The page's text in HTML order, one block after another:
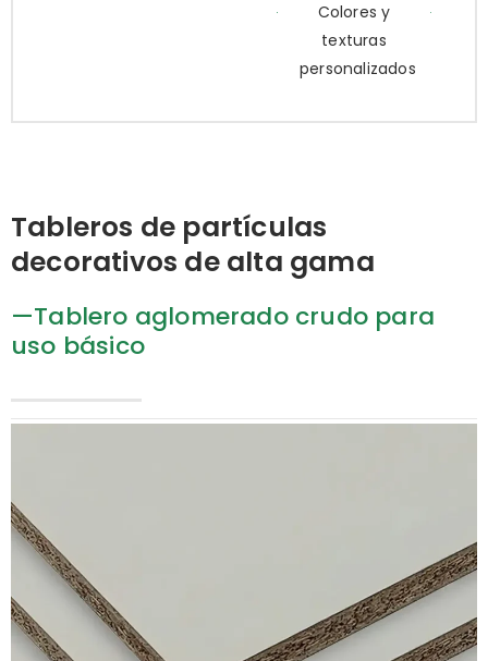
Colores y
texturas
personalizados
Tableros de partículas
decorativos de alta gama
—Tablero aglomerado crudo para
uso básico